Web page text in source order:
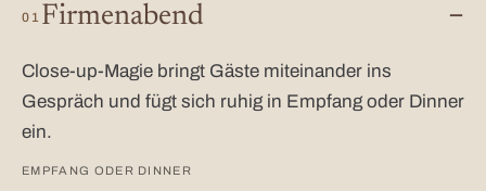
01 Firmenabend
Close-up-Magie bringt Gäste miteinander ins
Gespräch und fügt sich ruhig in Empfang oder Dinner
ein.
EMPFANG ODER DINNER